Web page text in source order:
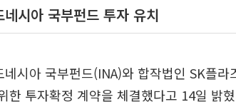
시아 국부펀드 투자 유치
시아 국부펀드(INA)와 합작법인 SK플
한 투자확정 계약을 체결했다고 14일 밝